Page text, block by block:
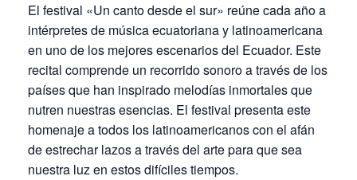
El festival «Un canto desde el sur» reúne cada año a
intérpretes de música ecuatoriana y latinoamericana
en uno de los mejores escenarios del Ecuador. Este
recital comprende un recorrido sonoro a través de los
países que han inspirado melodías inmortales que
nutren nuestras esencias. El festival presenta este
homenaje a todos los latinoamericanos con el afán
de estrechar lazos a través del arte para que sea
nuestra luz en estos difíciles tiempos.